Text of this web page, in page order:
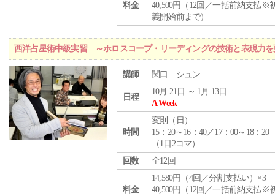
料金
40,500円（12回／一括前納支払※
義開始前まで）
西洋占星術中級実習 ～ホロスコープ・リーディングの技術と表現力
講師 関口 シュン
日程
10月 21日 ～ 1月 13日
A Week
時間
変則（日）
15：20～16：40／17：00～18：20
（1日2コマ）
回数
全12回
料金
14,580円（4回／分割支払い）×3
40,500円（12回／一括前納支払※